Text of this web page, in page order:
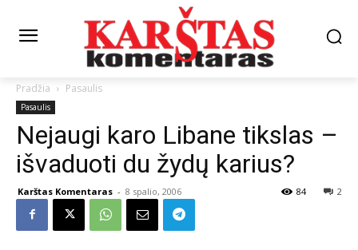
Pradžia Pasaulis
Pasaulis
Nejaugi karo Libane tikslas –
išvaduoti du žydų karius?
Karštas Komentaras - 8 spalio, 2006 2
84